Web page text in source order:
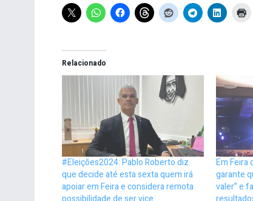
Relacionado
#Eleições2024: Pablo Roberto diz
que decide até esta sexta quem irá
apoiar em Feira e considera remota
Em Feira
garante
valer” e